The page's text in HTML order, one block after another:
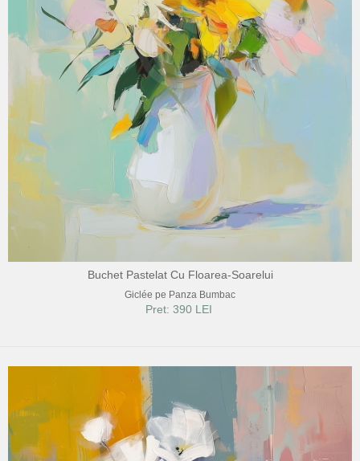
Buchet Pastelat Cu Floarea-Soarelui
Giclée pe Panza Bumbac
Pret: 390 LEI